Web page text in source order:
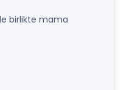
birlikte mama